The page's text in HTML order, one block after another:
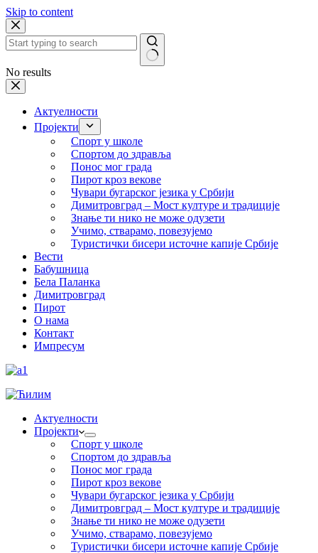
Skip to content
No results
Актуелности
Пројекти
Спорт у школе
Спортом до здравља
Понос мог града
Пирот кроз векове
Чувари бугарског језика у Србији
Димитровград – Мост културе и традиције
Знање ти нико не може одузети
Учимо, стварамо, повезујемо
Туристички бисери источне капије Србије
Вести
Бабушница
Бела Паланка
Димитровград
Пирот
О нама
Контакт
Импресум
Актуелности
Пројекти
Спорт у школе
Спортом до здравља
Понос мог града
Пирот кроз векове
Чувари бугарског језика у Србији
Димитровград – Мост културе и традиције
Знање ти нико не може одузети
Учимо, стварамо, повезујемо
Туристички бисери источне капије Србије